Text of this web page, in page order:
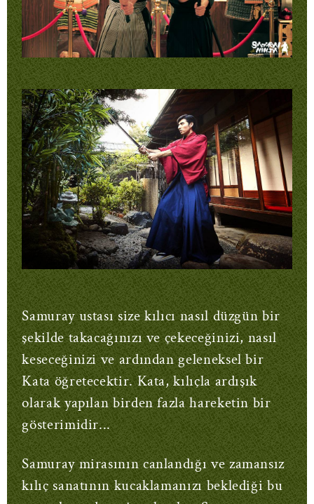
Samuray ustası size kılıcı nasıl düzgün bir
şekilde takacağınızı ve çekeceğinizi, nasıl
keseceğinizi ve ardından geleneksel bir
Kata öğretecektir. Kata, kılıçla ardışık
olarak yapılan birden fazla hareketin bir
gösterimidir...
Samuray mirasının canlandığı ve zamansız
kılıç sanatının kucaklamanızı beklediği bu